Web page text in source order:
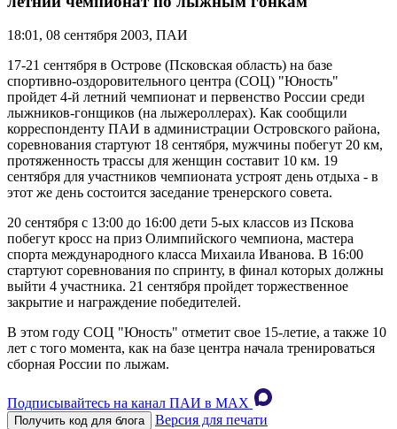
18:01, 08 сентября 2003, ПАИ
17-21 сентября в Острове (Псковская область) на базе
спортивно-оздоровительного центра (СОЦ) "Юность"
пройдет 4-й летний чемпионат и первенство России среди
лыжников-гонщиков (на лыжероллерах). Как сообщили
корреспонденту ПАИ в администрации Островского района,
соревнования стартуют 18 сентября, мужчины побегут 20 км,
протяженность трассы для женщин составит 10 км. 19
сентября для участников чемпионата устроят день отдыха - в
этот же день состоится заседание тренерского совета.
20 сентября с 13:00 до 16:00 дети 5-ых классов из Пскова
побегут кросс на приз Олимпийского чемпиона, мастера
спорта международного класса Михаила Иванова. В 16:00
стартуют соревнования по спринту, в финал которых должны
выйти 4 участника. 21 сентября пройдет торжественное
закрытие и награждение победителей.
В этом году СОЦ "Юность" отметит свое 15-летие, а также 10
лет с того момента, как на базе центра начала тренироваться
сборная России по лыжам.
Подписывайтесь на канал ПАИ в MAХ
Получить код для блога
Версия для печати